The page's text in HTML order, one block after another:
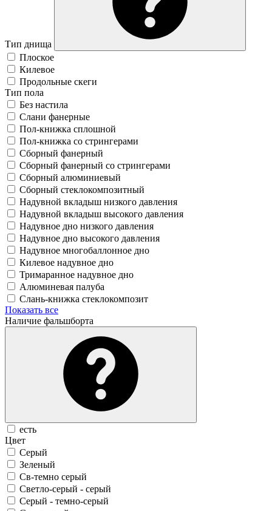
Тип днища
Плоское
Килевое
Продольные скеги
Тип пола
Без настила
Слани фанерные
Пол-книжка сплошной
Пол-книжка со стрингерами
Сборный фанерный
Сборный фанерный со стрингерами
Сборный алюминиевый
Сборный стеклокомпозитный
Надувной вкладыш низкого давления
Надувной вкладыш высокого давления
Надувное дно низкого давления
Надувное дно высокого давления
Надувное многобаллонное дно
Килевое надувное дно
Тримаранное надувное дно
Алюминевая палуба
Слань-книжка стеклокомпозит
Показать все
Наличие фальшборта
есть
Цвет
Серый
Зеленый
Св-темно серый
Светло-серый - серый
Серый - темно-серый